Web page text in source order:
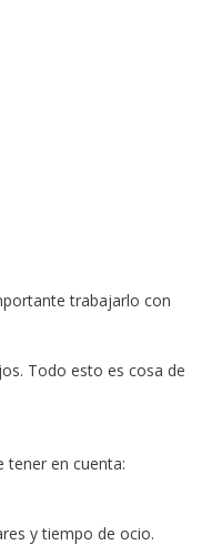
trabajarlo con
Todo esto es cosa de
tener en cuenta:
y tiempo de ocio.